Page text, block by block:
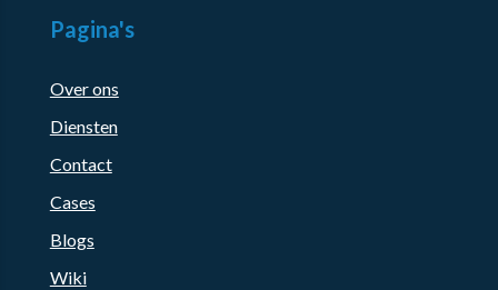
Pagina's
Over ons
Diensten
Contact
Cases
Blogs
Wiki